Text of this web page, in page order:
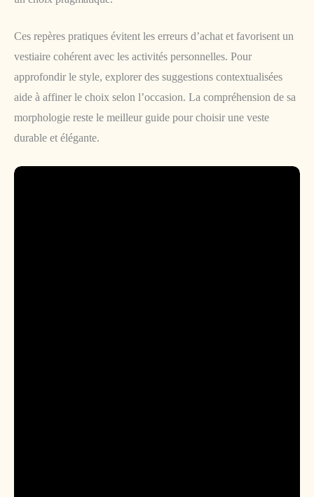
Ces repères pratiques évitent les erreurs d’achat et favorisent un
vestiaire cohérent avec les activités personnelles. Pour
approfondir le style, explorer des suggestions contextualisées
aide à affiner le choix selon l’occasion. La compréhension de sa
morphologie reste le meilleur guide pour choisir une veste
durable et élégante.